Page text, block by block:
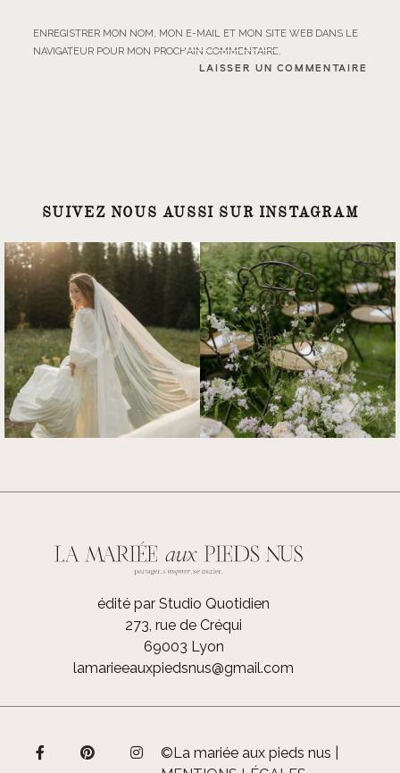
ENREGISTRER MON NOM, MON E-MAIL ET MON SITE WEB DANS LE
NAVIGATEUR POUR MON PROCHAIN COMMENTAIRE.
SUIVEZ NOUS AUSSI SUR INSTAGRAM
édité par Studio Quotidien
273, rue de Créqui
69003 Lyon
lamarieeauxpiedsnus@gmail.com
©La mariée aux pieds nus |